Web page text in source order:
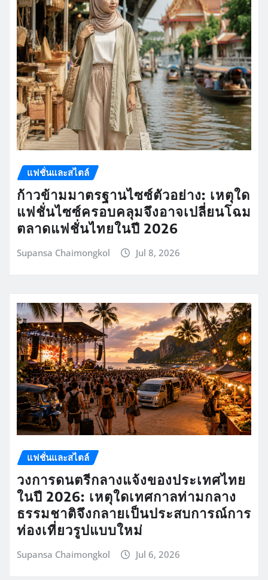
แฟชั่นและสไตล์
ก้าวข้ามมาตรฐานไซซ์ตัวอย่าง: เหตุใด
แฟชั่นไซซ์ครอบคลุมจึงอาจเปลี่ยนโฉม
ตลาดแฟชั่นไทยในปี 2026
Supansa Chaimongkol Jul 8, 2026
แฟชั่นและสไตล์
วงการดนตรีกลางแจ้งของประเทศไทย
ในปี 2026: เหตุใดเทศกาลท่ามกลาง
ธรรมชาติจึงกลายเป็นประสบการณ์การ
ท่องเที่ยวรูปแบบใหม่
Supansa Chaimongkol Jul 6, 2026